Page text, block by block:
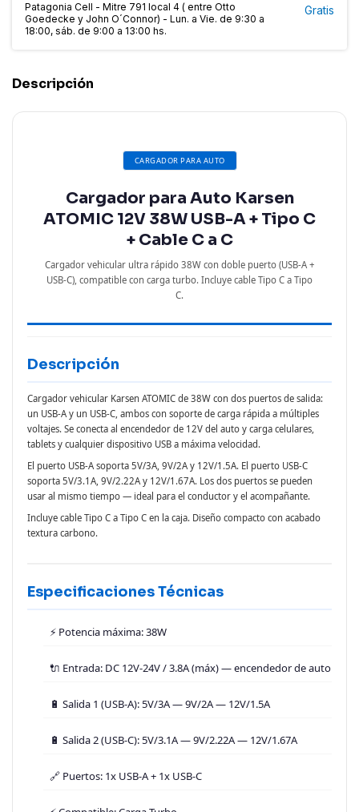
Patagonia Cell - Mitre 791 local 4 ( entre Otto
Goedecke y John O´Connor) - Lun. a Vie. de 9:30 a
18:00, sáb. de 9:00 a 13:00 hs.
Gratis
Descripción
CARGADOR PARA AUTO
Cargador para Auto Karsen
ATOMIC 12V 38W USB-A + Tipo C
+ Cable C a C
Cargador vehicular ultra rápido 38W con doble puerto (USB-A +
USB-C), compatible con carga turbo. Incluye cable Tipo C a Tipo
C.
Descripción
Cargador vehicular Karsen ATOMIC de 38W con dos puertos de salida:
un USB-A y un USB-C, ambos con soporte de carga rápida a múltiples
voltajes. Se conecta al encendedor de 12V del auto y carga celulares,
tablets y cualquier dispositivo USB a máxima velocidad.
El puerto USB-A soporta 5V/3A, 9V/2A y 12V/1.5A. El puerto USB-C
soporta 5V/3.1A, 9V/2.22A y 12V/1.67A. Los dos puertos se pueden
usar al mismo tiempo — ideal para el conductor y el acompañante.
Incluye cable Tipo C a Tipo C en la caja. Diseño compacto con acabado
textura carbono.
Especificaciones Técnicas
⚡ Potencia máxima: 38W
🔌 Entrada: DC 12V-24V / 3.8A (máx) — encendedor de auto
🔋 Salida 1 (USB-A): 5V/3A — 9V/2A — 12V/1.5A
🔋 Salida 2 (USB-C): 5V/3.1A — 9V/2.22A — 12V/1.67A
🔗 Puertos: 1x USB-A + 1x USB-C